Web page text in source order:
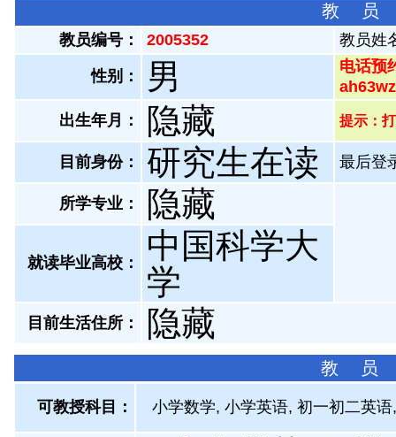
教 员
教员编号： 2005352 教员姓
性别： 男
电话预
出生年月：
隐藏 提示：
目前身份： 研究生在读 最后登
所学专业： 隐藏
就读毕业高校：
中国科学大
学
目前生活住所： 隐藏
教 员
可教授科目： 小学数学, 小学英语, 初一初二英